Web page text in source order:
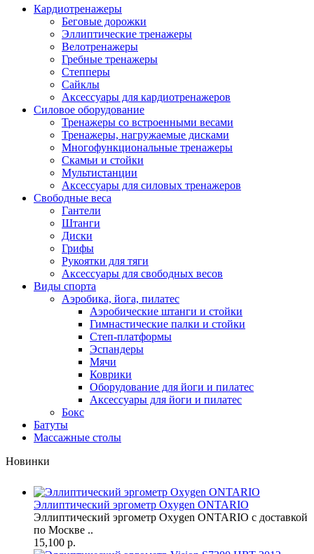
Кардиотренажеры
Беговые дорожки
Эллиптические тренажеры
Велотренажеры
Гребные тренажеры
Степперы
Сайклы
Аксессуары для кардиотренажеров
Силовое оборудование
Тренажеры со встроенными весами
Тренажеры, нагружаемые дисками
Многофункциональные тренажеры
Скамьи и стойки
Мультистанции
Аксессуары для силовых тренажеров
Свободные веса
Гантели
Штанги
Диски
Грифы
Рукоятки для тяги
Аксессуары для свободных весов
Виды спорта
Аэробика, йога, пилатес
Аэробические штанги и стойки
Гимнастические палки и стойки
Степ-платформы
Эспандеры
Мячи
Коврики
Оборудование для йоги и пилатес
Аксессуары для йоги и пилатес
Бокс
Батуты
Массажные столы
Новинки
Эллиптический эргометр Oxygen ONTARIO
Эллиптический эргометр Oxygen ONTARIO с доставкой
по Москве ..
15,100 р.